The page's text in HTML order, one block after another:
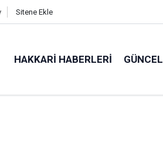
Sitene Ekle
HAKKARI HABERLERI GÜNCEL